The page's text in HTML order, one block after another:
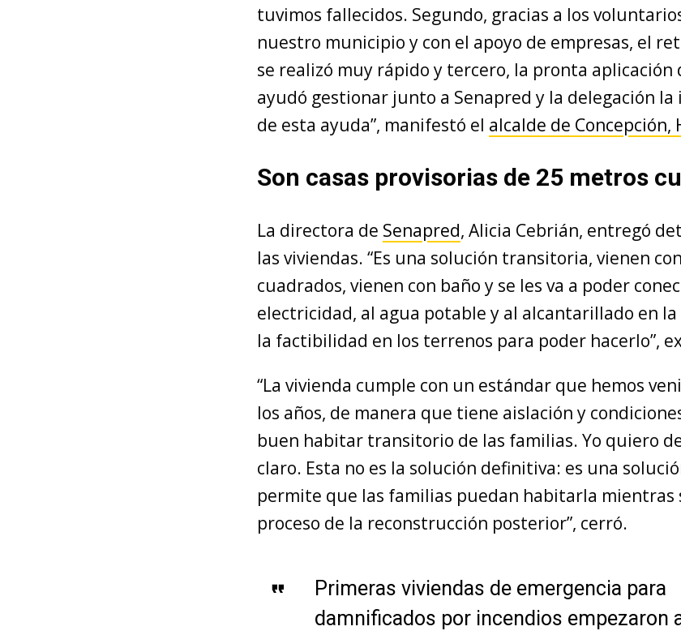
tuvimos fallecidos. Segundo, gracias a los
nuestro municipio y con el apoyo de empresas, el
se realizó muy rápido y tercero, la pronta aplicación
ayudó gestionar junto a Senapred y la delegación
de esta ayuda”, manifestó el alcalde de Concepción,
Son casas provisorias de 25 metros
La directora de Senapred, Alicia Cebrián, entregó
las viviendas. “Es una solución transitoria, vienen
cuadrados, vienen con baño y se les va a poder
electricidad, al agua potable y al alcantarillado en
la factibilidad en los terrenos para poder hacerlo”,
“La vivienda cumple con un estándar que hemos
los años, de manera que tiene aislación y
buen habitar transitorio de las familias. Yo quiero
claro. Esta no es la solución definitiva: es una
permite que las familias puedan habitarla mientras
proceso de la reconstrucción posterior”, cerró.
Primeras viviendas de emergencia para
damnificados por incendios empezaron